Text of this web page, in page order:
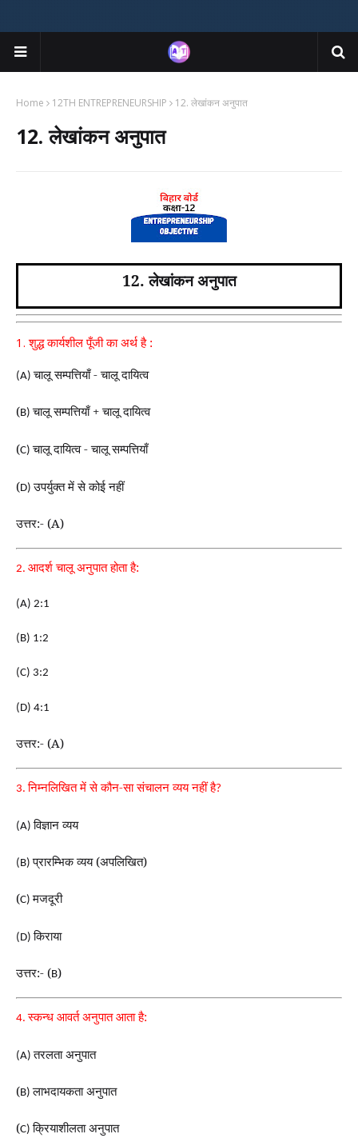
Home 12TH ENTREPRENEURSHIP 12. लेखांकन अनुपात
12. लेखांकन अनुपात
12. लेखांकन अनुपात
1.शुद्ध कार्यशील पूँजी का अर्थ है :
(A)चालू सम्पत्तियाँ - चालू दायित्व
(B)चालू सम्पत्तियाँ + चालू दायित्व
(C)चालू दायित्व - चालू सम्पत्तियाँ
(D)उपर्युक्त में से कोई नहीं
उत्तर:- (A)
2. आदर्श चालू अनुपात होता है:
(A) 2:1
(B) 1:2
(C) 3:2
(D) 4:1
उत्तर:- (A)
3.निम्नलिखित में से कौन-सा संचालन व्यय नहीं है?
(A)विज्ञान व्यय
(B)प्रारम्भिक व्यय (अपलिखित)
(C)मजदूरी
(D)किराया
उत्तर:- (B)
4.स्कन्ध आवर्त अनुपात आता है:
(A)तरलता अनुपात
(B)लाभदायकता अनुपात
(C)क्रियाशीलता अनुपात